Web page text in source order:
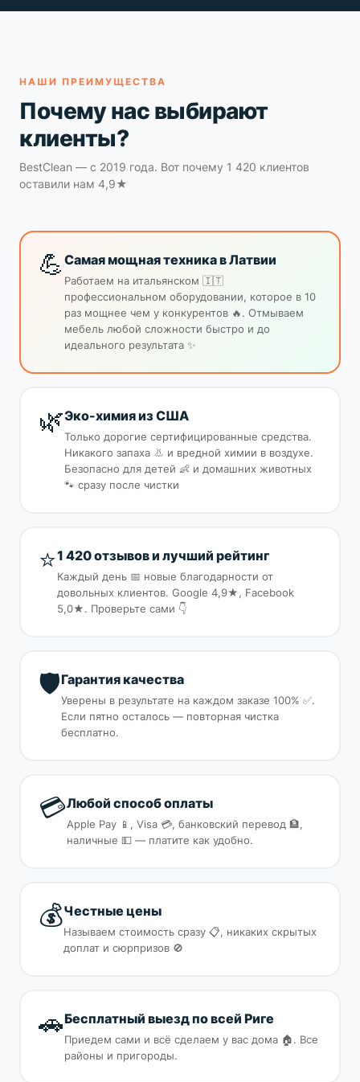
НАШИ ПРЕИМУЩЕСТВА
Почему нас выбирают
клиенты?
BestClean — с 2019 года. Вот почему 1 420 клиентов
оставили нам 4,9★
💪 Самая мощная техника в Латвии
Работаем на итальянском 🇮🇹
профессиональном оборудовании, которое в 10
раз мощнее чем у конкурентов 🔥. Отмываем
мебель любой сложности быстро и до
идеального результата ✨
🌿Эко-химия из США
Только дорогие сертифицированные средства.
Никакого запаха 👃 и вредной химии в воздухе.
Безопасно для детей 👶 и домашних животных
🐾 сразу после чистки
⭐1 420 отзывов и лучший рейтинг
Каждый день 📅 новые благодарности от
довольных клиентов. Google 4,9★, Facebook
5,0★. Проверьте сами 👇
🛡️Гарантия качества
Уверены в результате на каждом заказе 100% ✅.
Если пятно осталось — повторная чистка
бесплатно.
💳Любой способ оплаты
Apple Pay 📱, Visa 💳, банковский перевод 🏦,
наличные 💵 — платите как удобно.
💰Честные цены
Называем стоимость сразу 📋, никаких скрытых
доплат и сюрпризов 🚫
🚗Бесплатный выезд по всей Риге
Приедем сами и всё сделаем у вас дома 🏠. Все
районы и пригороды.